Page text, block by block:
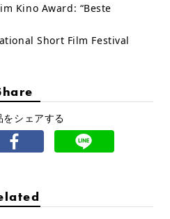
Kino Award: “Beste
Short Film Festival
をシェアする